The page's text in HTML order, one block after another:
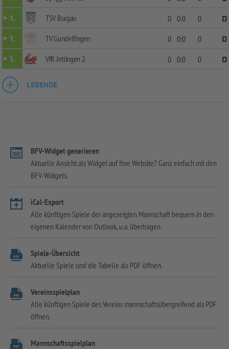
1.
TSV Burgau 0 0:0 0
0
1.
TV Gundelfingen 0 0:0 0
0
1.
VfR Jettingen 2 0 0:0 0 0
LEGENDE
BFV-Widget generieren
Aktuelle Ansicht als Widget auf Ihre Website? Ganz einfach mit den
BFV-Widgets.
iCal-Export
Alle künftigen Spiele der angezeigten Mannschaft bequem in den
eigenen Kalender von Outlook, u.a. übertragen.
Spiele-Übersicht
Aktuelle Spiele und die Tabelle als PDF öffnen.
Vereinsspielplan
Alle künftigen Spiele des Vereins mannschaftsübergreifend als PDF
öffnen.
Mannschaftsspielplan